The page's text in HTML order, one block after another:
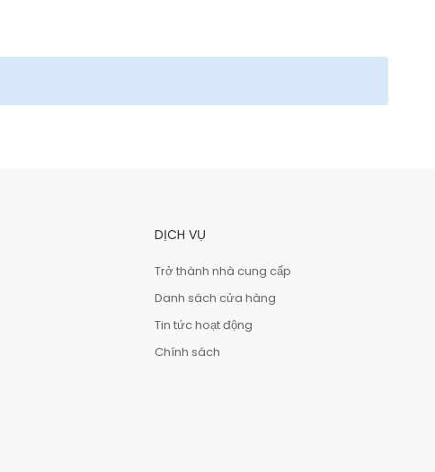
DỊCH VỤ
Trở thành nhà cung cấp
Danh sách cửa hàng
Tin tức hoạt động
Chính sách